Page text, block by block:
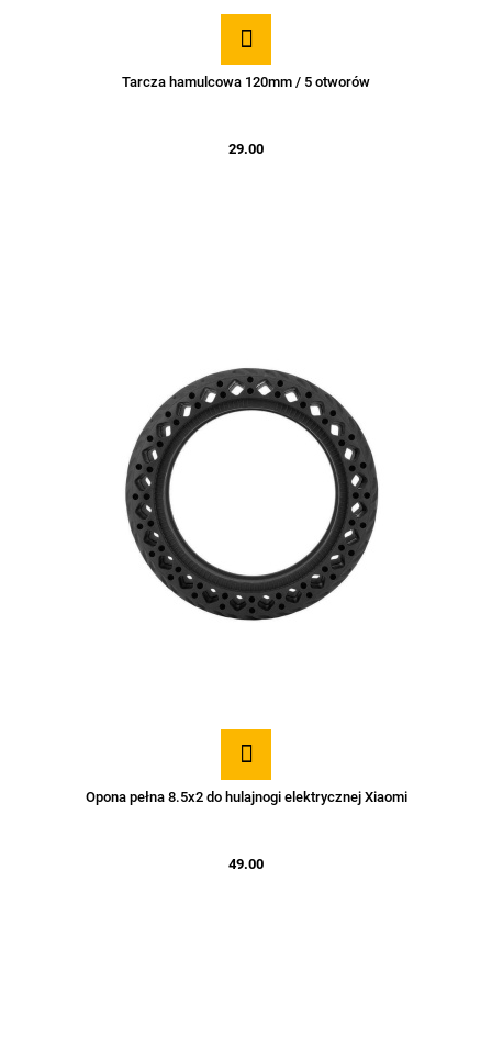
Tarcza hamulcowa 120mm / 5 otworów
29.00
Opona pełna 8.5x2 do hulajnogi elektrycznej Xiaomi
49.00